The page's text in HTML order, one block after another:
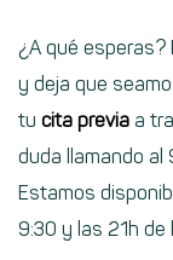
¿A qué esperas?
y deja que
tu cita previa a
duda llamando
Estamos
9:30 y las 21h de